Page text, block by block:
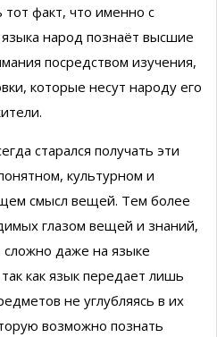
факт, что именно с
народ познаёт высшие
посредством изучения,
которые несут народу его
старался получать эти
культурном и
смысл вещей. Тем более
глазом вещей и знаний,
сложно даже на языке
как язык передает лишь
не углубляясь в их
возможно познать